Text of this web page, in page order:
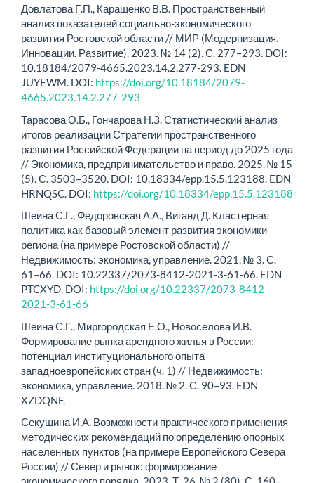
Довлатова Г.П., Каращенко В.В. Пространственный
анализ показателей социально-экономического
развития Ростовской области // МИР (Модернизация.
Инновации. Развитие). 2023. № 14 (2). С. 277–293. DOI:
10.18184/2079-4665.2023.14.2.277-293. EDN
JUYEWM. DOI: https://doi.org/10.18184/2079-
4665.2023.14.2.277-293
Тарасова О.Б., Гончарова Н.З. Статистический анализ
итогов реализации Стратегии пространственного
развития Российской Федерации на период до 2025 года
// Экономика, предпринимательство и право. 2025. № 15
(5). С. 3503–3520. DOI: 10.18334/epp.15.5.123188. EDN
HRNQSC. DOI: https://doi.org/10.18334/epp.15.5.123188
Шеина С.Г., Федоровская А.А., Виганд Д. Кластерная
политика как базовый элемент развития экономики
региона (на примере Ростовской области) //
Недвижимость: экономика, управление. 2021. № 3. С.
61–66. DOI: 10.22337/2073-8412-2021-3-61-66. EDN
PTCXYD. DOI: https://doi.org/10.22337/2073-8412-
2021-3-61-66
Шеина С.Г., Миргородская Е.О., Новоселова И.В.
Формирование рынка арендного жилья в России:
потенциал институционального опыта
западноевропейских стран (ч. 1) // Недвижимость:
экономика, управление. 2018. № 2. С. 90–93. EDN
XZDQNF.
Секушина И.А. Возможности практического применения
методических рекомендаций по определению опорных
населенных пунктов (на примере Европейского Севера
России) // Север и рынок: формирование